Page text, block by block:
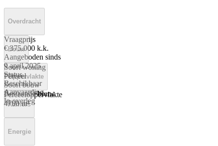
Overdracht
Vraagprijs
€ 375.000 k.k.
Aangeboden sinds
9 april 2025
Status
Beschikbaar
Aanvaarding
In overleg
Bouw
Soort woning
Perceel
Soort bouw
Bestaande bouw
Oppervlakte
Perceeloppervlakte
4700 m²
Kamers
Energie